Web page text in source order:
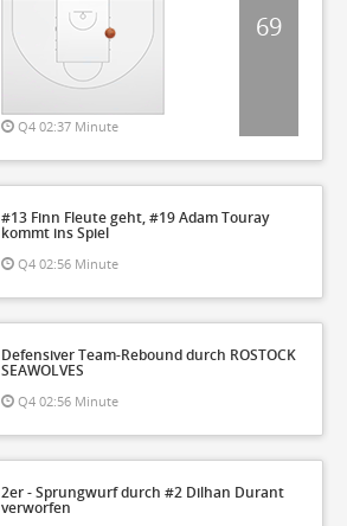
Q4 02:37 Minute
69
#13 Finn Fleute geht, #19 Adam Touray
kommt ins Spiel
Q4 02:56 Minute
Defensiver Team-Rebound durch ROSTOCK
SEAWOLVES
Q4 02:56 Minute
2er - Sprungwurf durch #2 Dilhan Durant
verworfen